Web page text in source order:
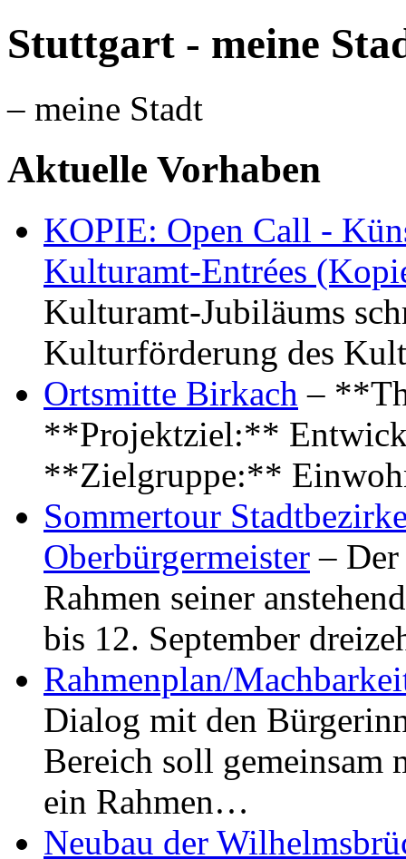
Stuttgart - meine
– meine Stadt
Aktuelle Vorhaben
KOPIE: Open Call -
Kulturamt-Entrées
Kulturamt-Jubiläums
Kulturförderung des
Ortsmitte Birkach –
**Projektziel:**
**Zielgruppe:**
Sommertour
Oberbürgermeister –
Rahmen seiner
bis 12. September
Rahmenplan/
Dialog mit den
Bereich soll gemeinsam
ein Rahmen…
Neubau der